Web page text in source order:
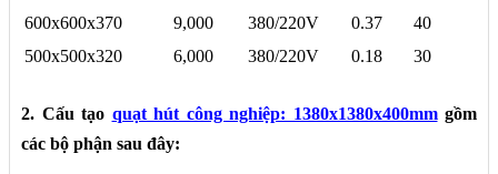
600x600x370
9,000 380/220V 0.37
40
500x500x320
6,000 380/220V 0.18 30
2. Cấu tạo quạt hút công nghiệp: 1380x1380x400mmgồm
các bộ phận sau đây: